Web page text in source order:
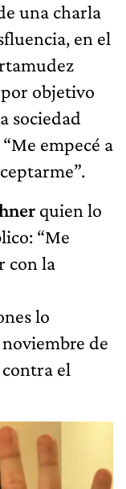
una charla
en el
objetivo
sociedad
empecé a
quien lo
“Me
con la
lo
de
el